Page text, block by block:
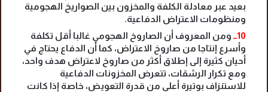
بعيد عبر معادلة الكلفة والمخزون بين الصواريخ الهجومية
ومنظومات الاعتراض الدفاعية.
10ــ ومن المعروف أن الصاروخ الهجومي غالبا أقل تكلفة
وأسرع إنتاجا من صاروخ الاعتراض، كما أن الدفاع يحتاج في
أحيان كثيرة إلى إطلاق أكثر من صاروخ لاعتراض هدف واحد،
ومع تكرار الرشقات، تتعرض المخزونات الدفاعية
للاستنزاف بوتيرة أعلى من قدرة التعويض، خاصة إذا كانت